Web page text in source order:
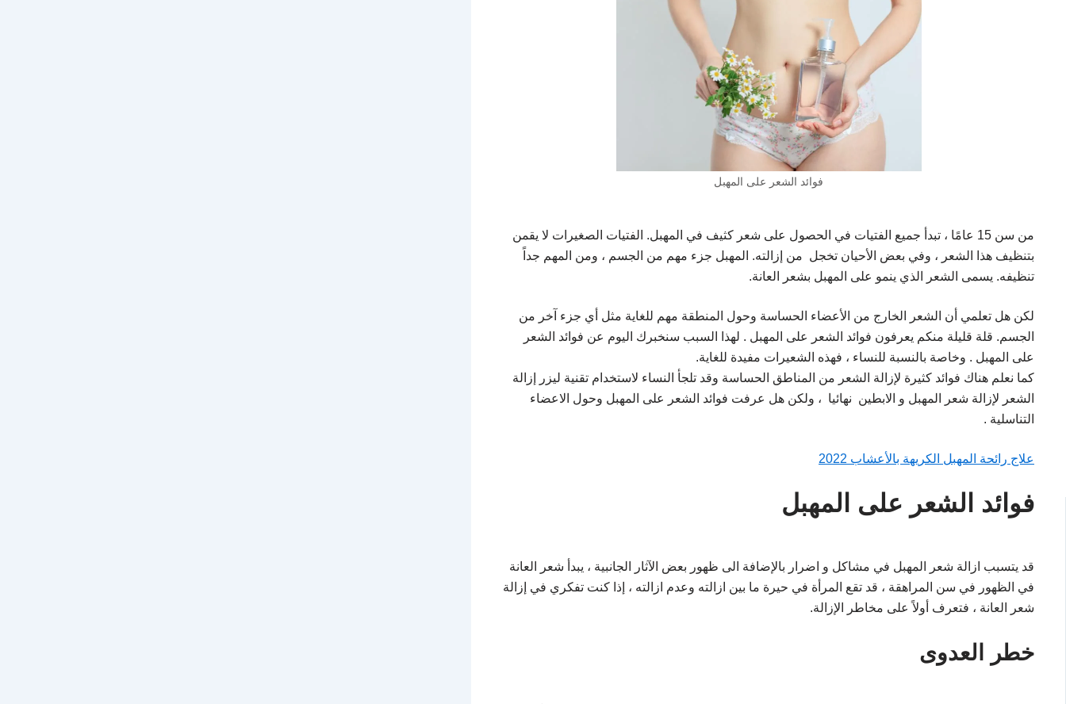
فوائد الشعر على المهبل
من سن 15 عامًا ، تبدأ جميع الفتيات في الحصول على شعر كثيف في المهبل. الفتيات الصغيرات لا يقمن
بتنظيف هذا الشعر ، وفي بعض الأحيان تخجل من إزالته. المهبل جزء مهم من الجسم ، ومن المهم جداً
تنظيفه. يسمى الشعر الذي ينمو على المهبل بشعر العانة.
لكن هل تعلمي أن الشعر الخارج من الأعضاء الحساسة وحول المنطقة مهم للغاية مثل أي جزء آخر من
الجسم. قلة قليلة منكم يعرفون فوائد الشعر على المهبل . لهذا السبب سنخبرك اليوم عن فوائد الشعر
على المهبل . وخاصة بالنسبة للنساء ، فهذه الشعيرات مفيدة للغاية.
كما نعلم هناك فوائد كثيرة لإزالة الشعر من المناطق الحساسة وقد تلجأ النساء لاستخدام تقنية ليزر إزالة
الشعر لإزالة شعر المهبل و الابطين نهائيا ، ولكن هل عرفت فوائد الشعر على المهبل وحول الاعضاء
التناسلية .
علاج رائحة المهبل الكريهة بالأعشاب 2022
فوائد الشعر على المهبل
قد يتسبب ازالة شعر المهبل في مشاكل و اضرار بالإضافة الى ظهور بعض الآثار الجانبية ، يبدأ شعر العانة
في الظهور في سن المراهقة ، قد تقع المرأة في حيرة ما بين ازالته وعدم ازالته ، إذا كنت تفكري في إزالة
شعر العانة ، فتعرف أولاً على مخاطر الإزالة.
خطر العدوى